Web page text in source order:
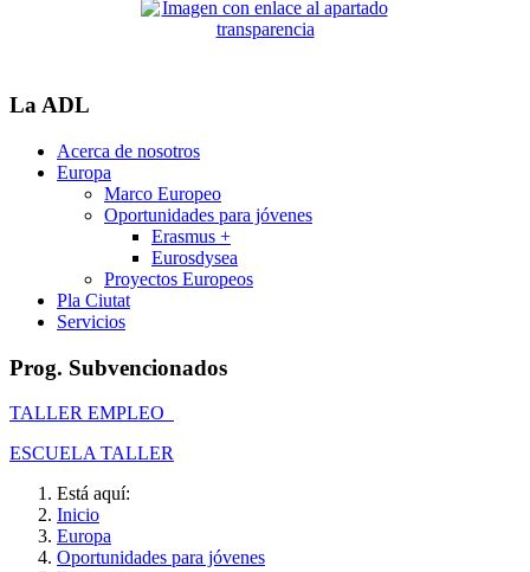
La ADL
Acerca de nosotros
Europa
Marco Europeo
Oportunidades para jóvenes
Erasmus +
Eurosdysea
Proyectos Europeos
Pla Ciutat
Servicios
Prog. Subvencionados
TALLER EMPLEO
ESCUELA TALLER
Está aquí:
Inicio
Europa
Oportunidades para jóvenes